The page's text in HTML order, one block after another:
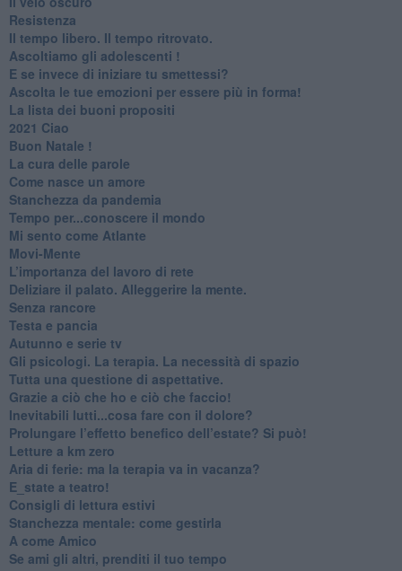
Resistenza
​Il tempo libero. Il tempo ritrovato.
Ascoltiamo gli adolescenti !
​E se invece di iniziare tu smettessi?
​Ascolta le tue emozioni per essere più in forma!
​La lista dei buoni propositi
2021 Ciao
Buon Natale !
​La cura delle parole
​Come nasce un amore
Stanchezza da pandemia
​Tempo per...conoscere il mondo
​Mi sento come Atlante
​Movi-Mente
​L’importanza del lavoro di rete
​Deliziare il palato. Alleggerire la mente.
​Senza rancore
​Testa e pancia
​Autunno e serie tv
​Gli psicologi. La terapia. La necessità di spazio
​Tutta una questione di aspettative.
​Grazie a ciò che ho e ciò che faccio!
​Inevitabili lutti...cosa fare con il dolore?
Prolungare l’effetto benefico dell’estate? Si può!
​Letture a km zero
​Aria di ferie: ma la terapia va in vacanza?
​E_state a teatro!
​Consigli di lettura estivi
​Stanchezza mentale: come gestirla
​A come Amico
​Se ami gli altri, prenditi il tuo tempo